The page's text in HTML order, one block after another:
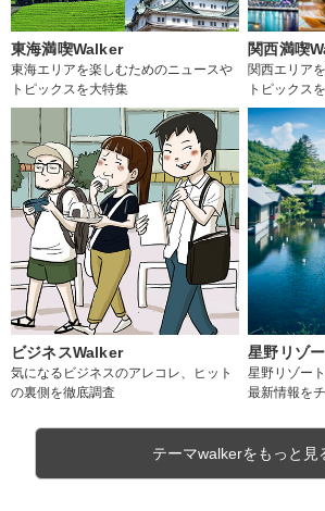
東海満喫Walker
東海エリアを楽しむためのニュースや
トピックスを大特集
関西満喫
関西エリア
トピックス
ビジネスWalker
気になるビジネスのアレコレ、ヒット
の裏側を徹底調査
星野リゾ
星野リゾー
最新情報を
テーマwalkerをもっと見